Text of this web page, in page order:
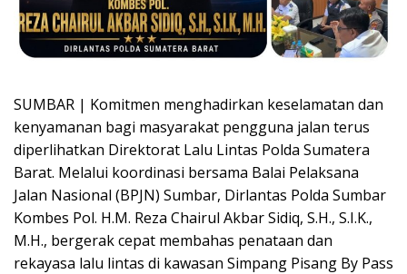
SUMBAR | Komitmen menghadirkan keselamatan dan
kenyamanan bagi masyarakat pengguna jalan terus
diperlihatkan Direktorat Lalu Lintas Polda Sumatera
Barat. Melalui koordinasi bersama Balai Pelaksana
Jalan Nasional (BPJN) Sumbar, Dirlantas Polda Sumbar
Kombes Pol. H.M. Reza Chairul Akbar Sidiq, S.H., S.I.K.,
M.H., bergerak cepat membahas penataan dan
rekayasa lalu lintas di kawasan Simpang Pisang By Pass